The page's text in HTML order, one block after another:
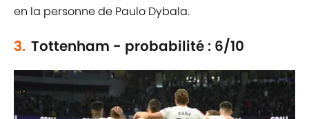
en la personne de Paulo Dybala.
3. Tottenham - probabilité : 6/10